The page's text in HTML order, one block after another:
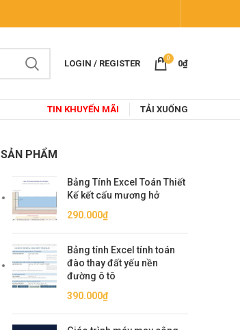
LOGIN / REGISTER
0
0₫
TIN KHUYẾN MÃI TẢI XUỐNG
SẢN PHẨM
Bảng Tính Excel Toán Thiết
Kế kết cấu mương hở
290.000₫
Bảng tính Excel tính toán
đào thay đất yếu nền
đường ô tô
390.000₫